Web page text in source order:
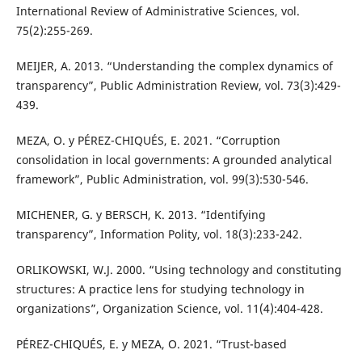
International Review of Administrative Sciences, vol.
75(2):255-269.
MEIJER, A. 2013. “Understanding the complex dynamics of
transparency”, Public Administration Review, vol. 73(3):429-
439.
MEZA, O. y PÉREZ-CHIQUÉS, E. 2021. “Corruption
consolidation in local governments: A grounded analytical
framework”, Public Administration, vol. 99(3):530-546.
MICHENER, G. y BERSCH, K. 2013. “Identifying
transparency”, Information Polity, vol. 18(3):233-242.
ORLIKOWSKI, W.J. 2000. “Using technology and constituting
structures: A practice lens for studying technology in
organizations”, Organization Science, vol. 11(4):404-428.
PÉREZ-CHIQUÉS, E. y MEZA, O. 2021. “Trust-based